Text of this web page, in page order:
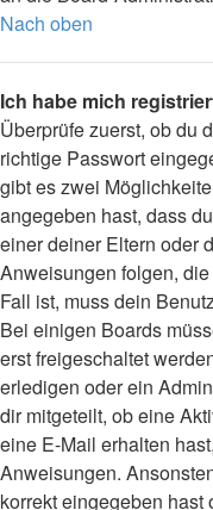
Nach oben
Ich habe mich
Überprüfe zuerst, ob du
richtige Passwort
gibt es zwei
angegeben hast, dass
einer deiner Eltern oder
Anweisungen folgen,
Fall ist, muss dein
Bei einigen Boards
erst freigeschaltet
erledigen oder ein
dir mitgeteilt, ob eine
eine E-Mail erhalten
Anweisungen.
korrekt eingegeben